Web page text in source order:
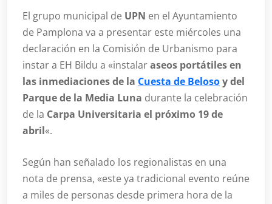
El grupo municipal de UPN en el Ayuntamiento
de Pamplona va a presentar este miércoles una
declaración en la Comisión de Urbanismo para
instar a EH Bildu a «instalaraseos portátiles en
las inmediaciones de la Cuesta de Belosoy del
Parque de la Media Luna durante la celebración
de la Carpa Universitaria el próximo 19 de
abril«.
Según han señalado los regionalistas en una
nota de prensa, «este ya tradicional evento reúne
a miles de personas desde primera hora de la